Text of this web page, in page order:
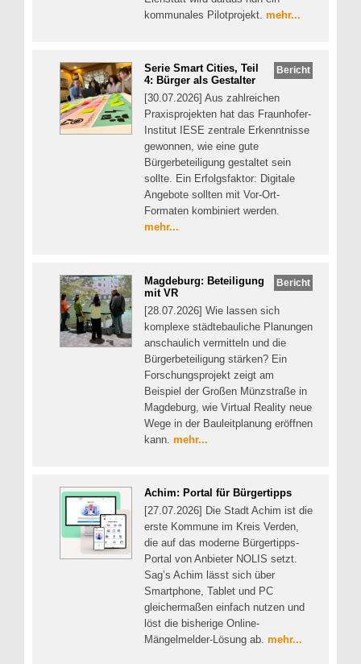
kommunales Pilotprojekt. mehr...
Bericht
Serie Smart Cities, Teil
4: Bürger als Gestalter
[30.07.2026] Aus zahlreichen
Praxisprojekten hat das Fraunhofer-
Institut IESE zentrale Erkenntnisse
gewonnen, wie eine gute
Bürgerbeteiligung gestaltet sein
sollte. Ein Erfolgsfaktor: Digitale
Angebote sollten mit Vor-Ort-
Formaten kombiniert werden.
mehr...
Bericht
Magdeburg: Beteiligung
mit VR
[28.07.2026] Wie lassen sich
komplexe städtebauliche Planungen
anschaulich vermitteln und die
Bürgerbeteiligung stärken? Ein
Forschungsprojekt zeigt am
Beispiel der Großen Münzstraße in
Magdeburg, wie Virtual Reality neue
Wege in der Bauleitplanung eröffnen
kann. mehr...
Achim: Portal für Bürgertipps
[27.07.2026] Die Stadt Achim ist die
erste Kommune im Kreis Verden,
die auf das moderne Bürgertipps-
Portal von Anbieter NOLIS setzt.
Sag’s Achim lässt sich über
Smartphone, Tablet und PC
gleichermaßen einfach nutzen und
löst die bisherige Online-
Mängelmelder-Lösung ab. mehr...